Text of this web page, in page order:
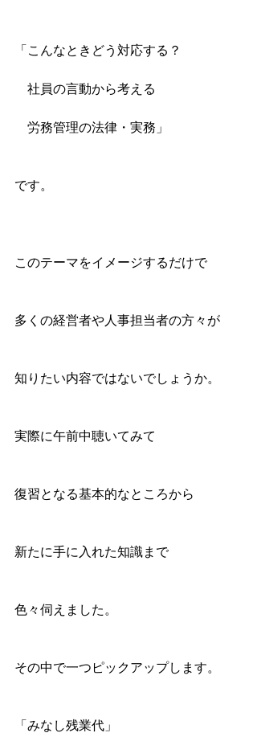
「こんなときどう対応する？
社員の言動から考える
労務管理の法律・実務」
です。
このテーマをイメージするだけで
多くの経営者や人事担当者の方々が
知りたい内容ではないでしょうか。
実際に午前中聴いてみて
復習となる基本的なところから
新たに手に入れた知識まで
色々伺えました。
その中で一つピックアップします。
「みなし残業代」